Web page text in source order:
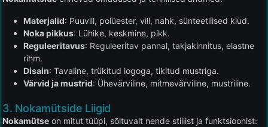
Materjalid: Puuvill, polüester, vill, nahk, sünteetilised kiud.
Noka pikkus: Lühike, keskmine, pikk.
Reguleeritavus: Reguleeritav pannal, takjakinnitus, elastne
rihm.
Disain: Tavaline, trükitud logoga, tikitud mustriga.
Värvid ja mustrid: Ühevärviline, mitmevärviline, mustriline.
3. Nokamütside Liigid
Nokamütse on mitut tüüpi, sõltuvalt nende stiilist ja funktsioonist: